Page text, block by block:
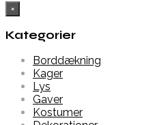
×
Kategorier
Borddækning
Kager
Lys
Gaver
Kostumer